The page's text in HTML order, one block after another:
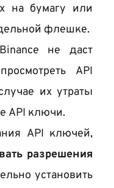
на бумагу или
флешке.
не даст
API
их утраты
API ключи.
API ключей,
разрешения
установить